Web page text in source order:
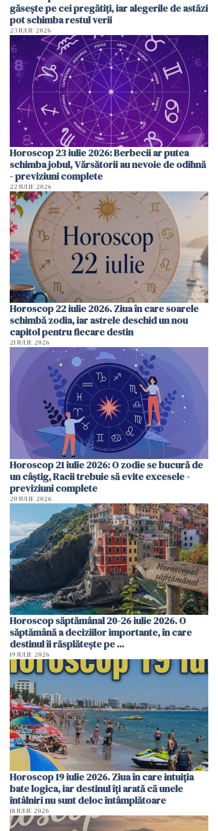
găsește pe cei pregătiți, iar alegerile de astăzi
pot schimba restul verii
23 IULIE 2026
Horoscop 23 iulie 2026: Berbecii ar putea
schimba jobul, Vărsătorii au nevoie de odihnă
- previziuni complete
22 IULIE 2026
Horoscop 22 iulie 2026. Ziua în care soarele
schimbă zodia, iar astrele deschid un nou
capitol pentru fiecare destin
21 IULIE 2026
Horoscop 21 iulie 2026: O zodie se bucură de
un câștig, Racii trebuie să evite excesele -
previziuni complete
20 IULIE 2026
Horoscop săptămânal 20-26 iulie 2026. O
săptămână a deciziilor importante, în care
destinul îi răsplătește pe ...
19 IULIE 2026
Horoscop 19 iulie 2026. Ziua în care intuiția
bate logica, iar destinul îți arată că unele
întâlniri nu sunt deloc întâmplătoare
18 IULIE 2026